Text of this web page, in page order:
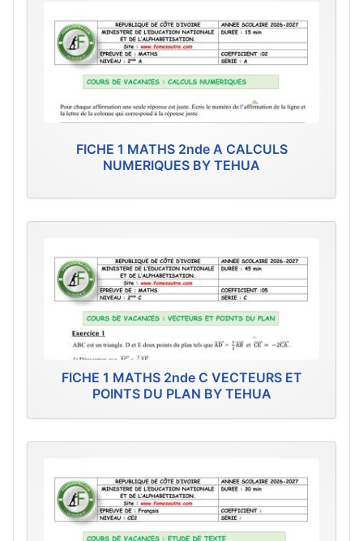
FICHE 1 MATHS 2nde A CALCULS
NUMERIQUES BY TEHUA
FICHE 1 MATHS 2nde C VECTEURS ET
POINTS DU PLAN BY TEHUA